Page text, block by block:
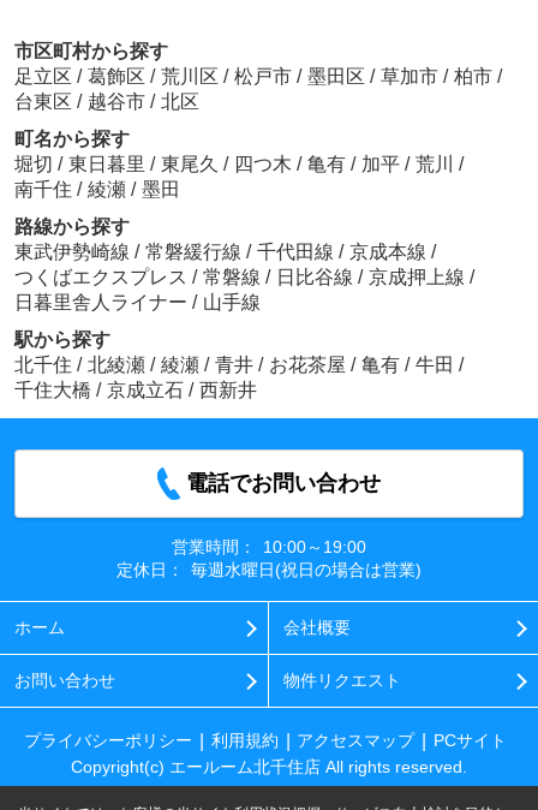
市区町村から探す
足立区 / 葛飾区 / 荒川区 / 松戸市 / 墨田区 / 草加市 / 柏市 /
台東区 / 越谷市 / 北区
町名から探す
堀切 / 東日暮里 / 東尾久 / 四つ木 / 亀有 / 加平 / 荒川 /
南千住 / 綾瀬 / 墨田
路線から探す
東武伊勢崎線 / 常磐緩行線 / 千代田線 / 京成本線 /
つくばエクスプレス / 常磐線 / 日比谷線 / 京成押上線 /
日暮里舎人ライナー / 山手線
駅から探す
北千住 / 北綾瀬 / 綾瀬 / 青井 / お花茶屋 / 亀有 / 牛田 /
千住大橋 / 京成立石 / 西新井
電話でお問い合わせ
営業時間：
10:00～19:00
定休日：
毎週水曜日(祝日の場合は営業)
ホーム 会社概要
お問い合わせ 物件リクエスト
プライバシーポリシー 利用規約 アクセスマップ
PCサイト
Copyright(c) エールーム北千住店 All rights reserved.